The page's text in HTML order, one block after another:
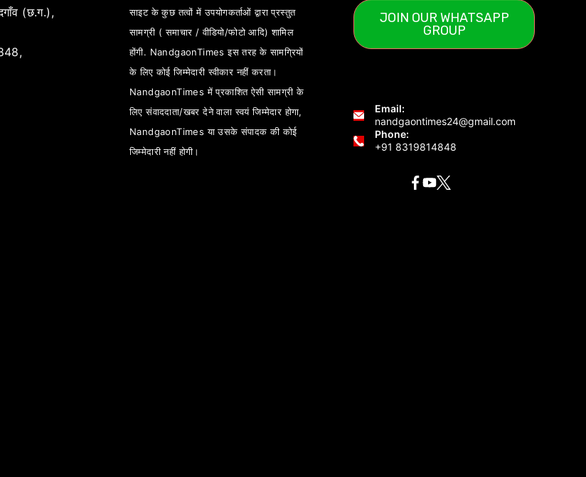
(छ.ग.),
साइट के कुछ तत्वों में उपयोगकर्ताओं द्वारा प्रस्तुत
सामग्री ( समाचार / वीडियो/फोटो आदि) शामिल
होंगी. NandgaonTimes इस तरह के सामग्रियों
के लिए कोई जिम्मेदारी स्वीकार नहीं करता।
NandgaonTimes में प्रकाशित ऐसी सामग्री के
लिए संवाददाता/खबर देने वाला स्वयं जिम्मेदार होगा,
NandgaonTimes या उसके संपादक की कोई
जिम्मेदारी नहीं होगी।
JOIN OUR WHATSAPP
GROUP
Email:
nandgaontimes24@gmail.com
Phone:
+91 8319814848